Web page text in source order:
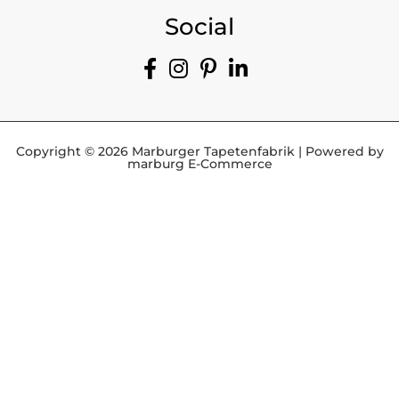
Social
Copyright © 2026 Marburger Tapetenfabrik | Powered by
marburg E-Commerce